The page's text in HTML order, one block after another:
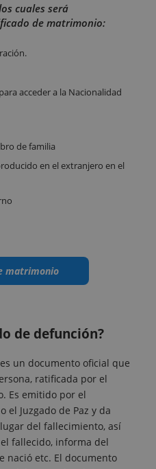
cuales será
de matrimonio:
acceder a la Nacionalidad
de familia
en el extranjero en el
matrimonio
de defunción?
un documento oficial que
ratificada por el
Es emitido por el
el Juzgado de Paz y da
del fallecimiento, así
fallecido, informa del
nació etc. El documento